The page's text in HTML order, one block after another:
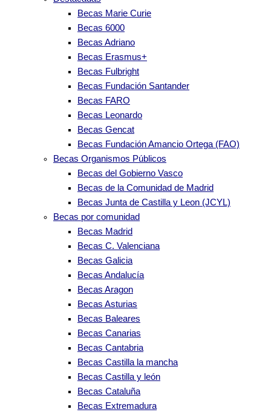
Becas Marie Curie
Becas 6000
Becas Adriano
Becas Erasmus+
Becas Fulbright
Becas Fundación Santander
Becas FARO
Becas Leonardo
Becas Gencat
Becas Fundación Amancio Ortega (FAO)
Becas Organismos Públicos
Becas del Gobierno Vasco
Becas de la Comunidad de Madrid
Becas Junta de Castilla y Leon (JCYL)
Becas por comunidad
Becas Madrid
Becas C. Valenciana
Becas Galicia
Becas Andalucía
Becas Aragon
Becas Asturias
Becas Baleares
Becas Canarias
Becas Cantabria
Becas Castilla la mancha
Becas Castilla y león
Becas Cataluña
Becas Extremadura